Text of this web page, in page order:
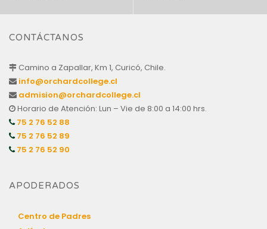
CONTÁCTANOS
Camino a Zapallar, Km 1, Curicó, Chile.
info@orchardcollege.cl
admision@orchardcollege.cl
Horario de Atención: Lun – Vie de 8:00 a 14:00 hrs.
75 2 76 52 88
75 2 76 52 89
75 2 76 52 90
APODERADOS
Centro de Padres